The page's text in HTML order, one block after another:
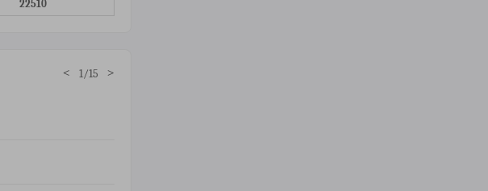
22510
< 1/15 >